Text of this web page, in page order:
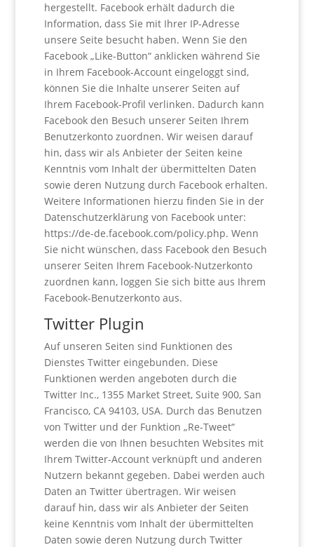
hergestellt. Facebook erhält dadurch die
Information, dass Sie mit Ihrer IP-Adresse
unsere Seite besucht haben. Wenn Sie den
Facebook „Like-Button“ anklicken während Sie
in Ihrem Facebook-Account eingeloggt sind,
können Sie die Inhalte unserer Seiten auf
Ihrem Facebook-Profil verlinken. Dadurch kann
Facebook den Besuch unserer Seiten Ihrem
Benutzerkonto zuordnen. Wir weisen darauf
hin, dass wir als Anbieter der Seiten keine
Kenntnis vom Inhalt der übermittelten Daten
sowie deren Nutzung durch Facebook erhalten.
Weitere Informationen hierzu finden Sie in der
Datenschutzerklärung von Facebook unter:
https://de-de.facebook.com/policy.php. Wenn
Sie nicht wünschen, dass Facebook den Besuch
unserer Seiten Ihrem Facebook-Nutzerkonto
zuordnen kann, loggen Sie sich bitte aus Ihrem
Facebook-Benutzerkonto aus.
Twitter Plugin
Auf unseren Seiten sind Funktionen des
Dienstes Twitter eingebunden. Diese
Funktionen werden angeboten durch die
Twitter Inc., 1355 Market Street, Suite 900, San
Francisco, CA 94103, USA. Durch das Benutzen
von Twitter und der Funktion „Re-Tweet“
werden die von Ihnen besuchten Websites mit
Ihrem Twitter-Account verknüpft und anderen
Nutzern bekannt gegeben. Dabei werden auch
Daten an Twitter übertragen. Wir weisen
darauf hin, dass wir als Anbieter der Seiten
keine Kenntnis vom Inhalt der übermittelten
Daten sowie deren Nutzung durch Twitter